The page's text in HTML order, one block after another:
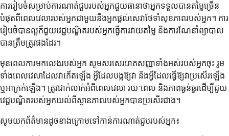
ការរៀបចំសម្រាប់ការណាត់ជួបរបស់អ្នកជួយធានាថាអ្នកទទួលបានតម្លៃច្រើន
បំផុតពីពេលវេលារបស់អ្នកជាមួយនឹងអ្នកផ្តល់សេវាថែទាំសុខភាពរបស់អ្នក។ ការ
រៀបចំបានល្អក៏ជួយវេជ្ជបណ្ឌិតរបស់អ្នកធ្វើការវាយតម្លៃ និងការណែនាំព្យាបាល
បានត្រឹមត្រូវផងដែរ។
មុនពេលការមកលេងរបស់អ្នក សូមសរសេររោគសញ្ញាទាំងអស់របស់អ្នកចុះ រួម
ទាំងពេលវេលាដែលវាកើតឡើង អ្វីដែលបង្កឱ្យវា និងអ្វីដែលធ្វើឱ្យវាប្រសើរឡើង
ឬអាក្រក់ឡើង។ ត្រូវជាក់លាក់អំពីពេលវេលា រយៈពេល និងភាពធ្ងន់ធ្ងរដើម្បីជួយ
វេជ្ជបណ្ឌិតរបស់អ្នកយល់ពីស្ថានភាពរបស់អ្នកបានប្រសើរជាង។
សូមយកព័ត៌មានដូចខាងក្រោមទៅកាន់ការណាត់ជួបរបស់អ្នក៖